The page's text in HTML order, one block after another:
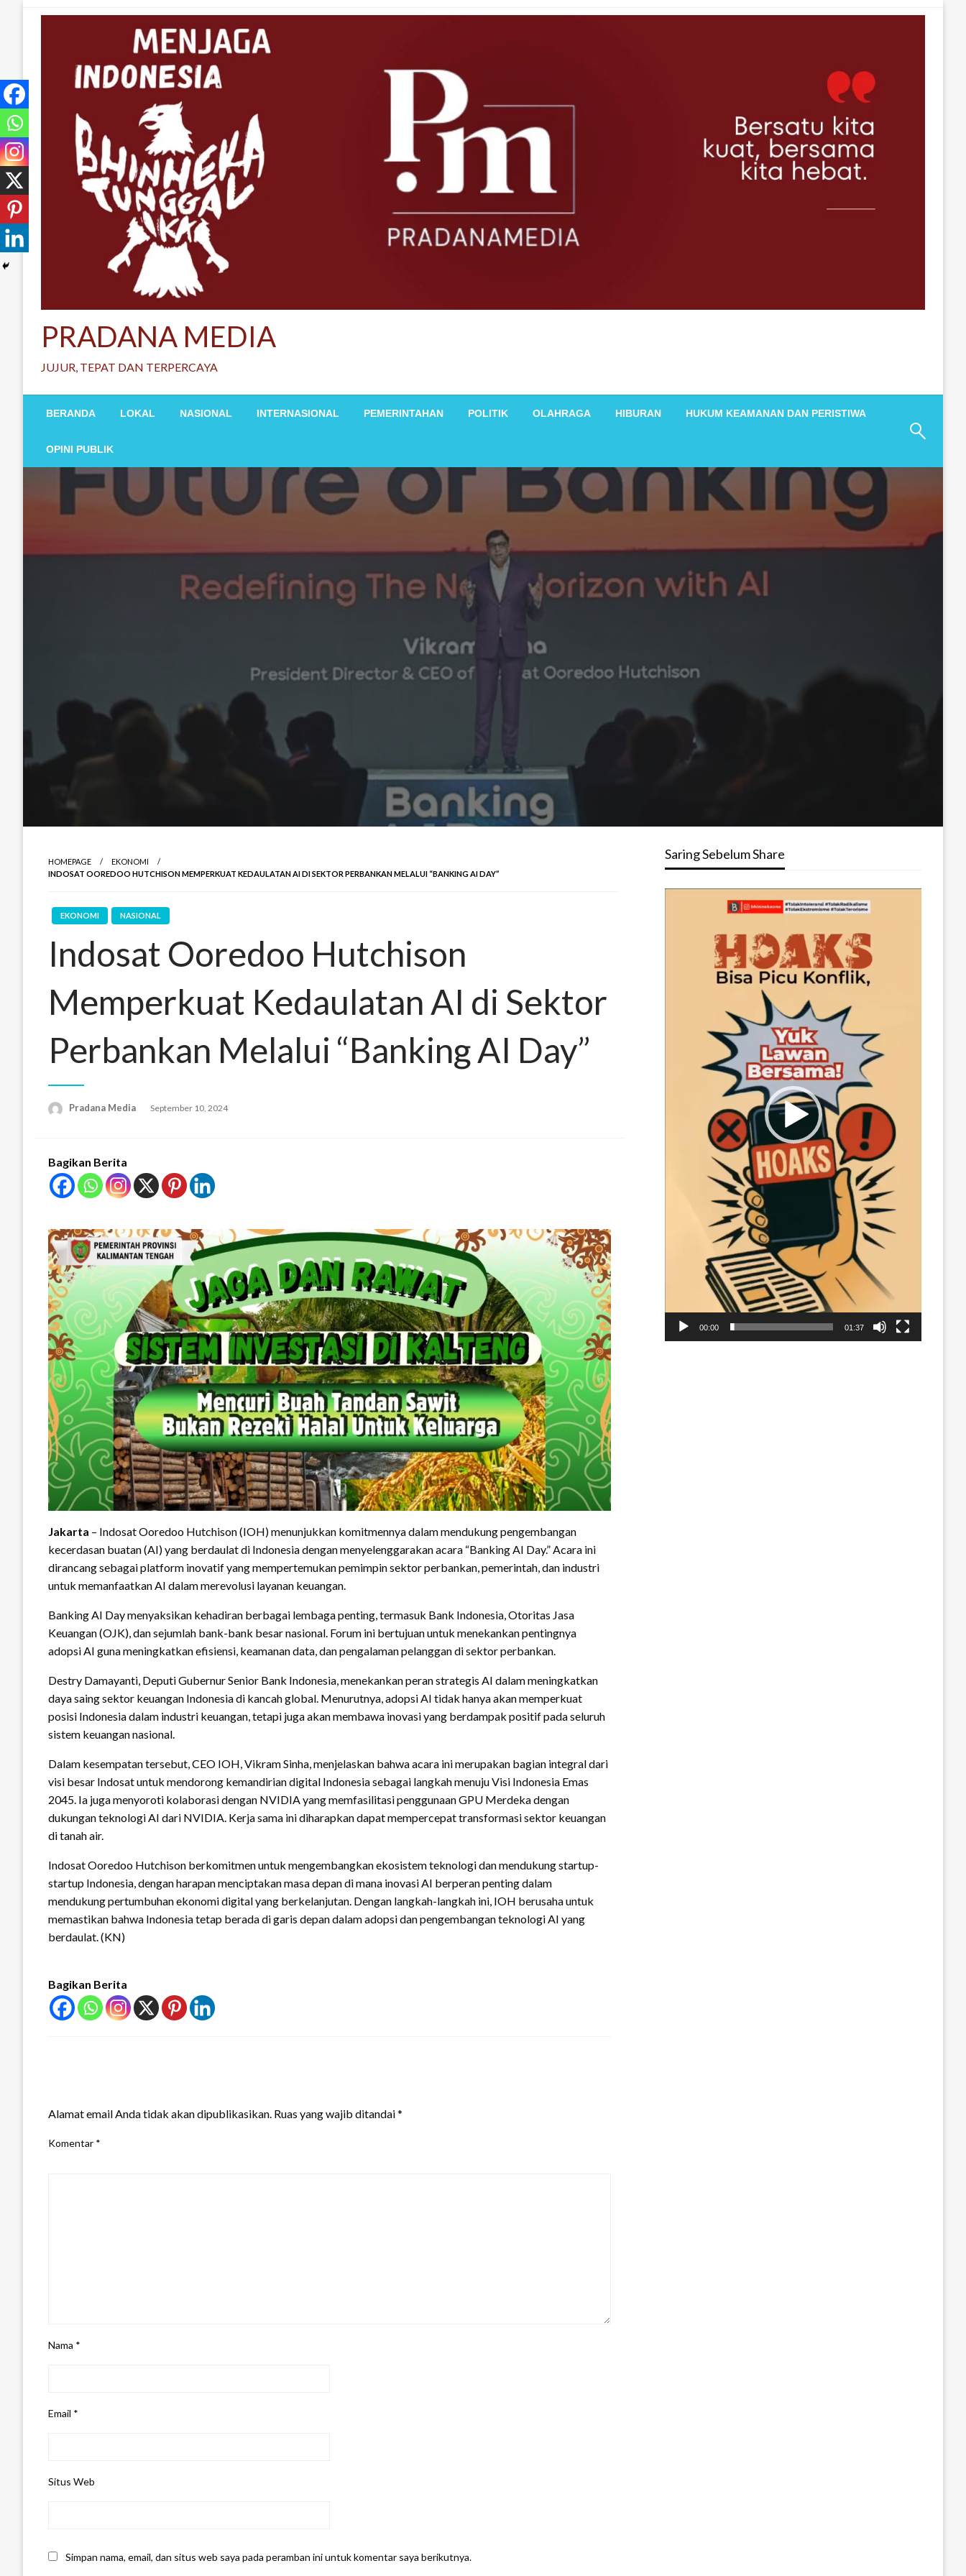
PRADANA MEDIA
JUJUR, TEPAT DAN TERPERCAYA
BERANDA LOKAL NASIONAL INTERNASIONAL PEMERINTAHAN POLITIK OLAHRAGA HIBURAN HUKUM KEAMANAN DAN PERISTIWA
OPINI PUBLIK
HOMEPAGE
EKONOMI
INDOSAT OOREDOO HUTCHISON MEMPERKUAT KEDAULATAN AI DI SEKTOR PERBANKAN MELALUI “BANKING AI DAY”
EKONOMI NASIONAL
Indosat Ooredoo Hutchison
Memperkuat Kedaulatan AI di Sektor
Perbankan Melalui “Banking AI Day”
Pradana Media September 10, 2024
Bagikan Berita
Jakarta – Indosat Ooredoo Hutchison (IOH) menunjukkan komitmennya dalam mendukung pengembangan
kecerdasan buatan (AI) yang berdaulat di Indonesia dengan menyelenggarakan acara “Banking AI Day.” Acara ini
dirancang sebagai platform inovatif yang mempertemukan pemimpin sektor perbankan, pemerintah, dan industri
untuk memanfaatkan AI dalam merevolusi layanan keuangan.
Banking AI Day menyaksikan kehadiran berbagai lembaga penting, termasuk Bank Indonesia, Otoritas Jasa
Keuangan (OJK), dan sejumlah bank-bank besar nasional. Forum ini bertujuan untuk menekankan pentingnya
adopsi AI guna meningkatkan efisiensi, keamanan data, dan pengalaman pelanggan di sektor perbankan.
Destry Damayanti, Deputi Gubernur Senior Bank Indonesia, menekankan peran strategis AI dalam meningkatkan
daya saing sektor keuangan Indonesia di kancah global. Menurutnya, adopsi AI tidak hanya akan memperkuat
posisi Indonesia dalam industri keuangan, tetapi juga akan membawa inovasi yang berdampak positif pada seluruh
sistem keuangan nasional.
Dalam kesempatan tersebut, CEO IOH, Vikram Sinha, menjelaskan bahwa acara ini merupakan bagian integral dari
visi besar Indosat untuk mendorong kemandirian digital Indonesia sebagai langkah menuju Visi Indonesia Emas
2045. Ia juga menyoroti kolaborasi dengan NVIDIA yang memfasilitasi penggunaan GPU Merdeka dengan
dukungan teknologi AI dari NVIDIA. Kerja sama ini diharapkan dapat mempercepat transformasi sektor keuangan
di tanah air.
Indosat Ooredoo Hutchison berkomitmen untuk mengembangkan ekosistem teknologi dan mendukung startup-
startup Indonesia, dengan harapan menciptakan masa depan di mana inovasi AI berperan penting dalam
mendukung pertumbuhan ekonomi digital yang berkelanjutan. Dengan langkah-langkah ini, IOH berusaha untuk
memastikan bahwa Indonesia tetap berada di garis depan dalam adopsi dan pengembangan teknologi AI yang
berdaulat. (KN)
Bagikan Berita
Alamat email Anda tidak akan dipublikasikan. Ruas yang wajib ditandai*
Komentar *
Nama *
Email *
Situs Web
Simpan nama, email, dan situs web saya pada peramban ini untuk komentar saya berikutnya.
Saring Sebelum Share
00:00 01:37